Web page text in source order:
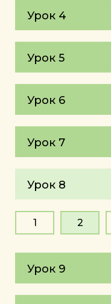
Урок 4
Урок 5
Урок 6
Урок 7
Урок 8
1 2
Урок 9